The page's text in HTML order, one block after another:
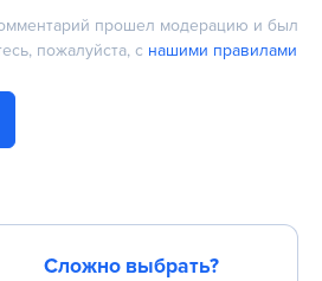
прошел модерацию и был
пожалуйста, с нашими правилами
Сложно выбрать?